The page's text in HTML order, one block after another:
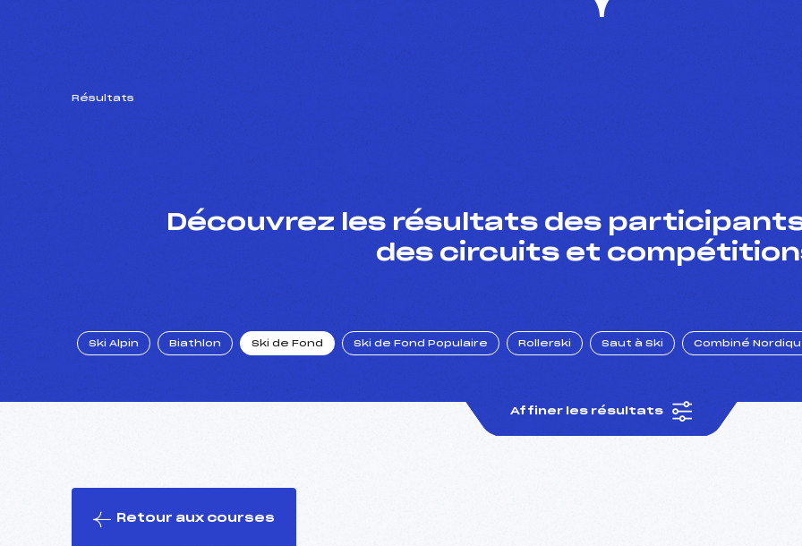
Résultats
Découvrez les résultats des participants
des circuits et
Ski Alpin Biathlon Ski de Fond Ski de Fond Populaire Rollerski Saut à Ski Combiné
Affiner les résultats
Retour aux courses